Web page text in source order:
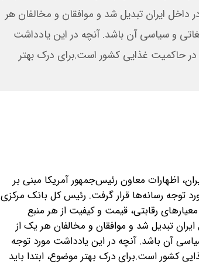
ایران تبدیل شد و موافقان و مخالفان هر
و سیاسی آن باشد. آنچه در این یادداشت
در حاکمیت غذایی کشور است.برای درک بهتر
اظهارات معاون رئیس‌جمهور آمریکا مبنی بر
توجه رسانه‌ها قرار گرفت. رئیس کل بانک مرکزی
رقابتی، قیمت و کیفیت از هر منبع
تبدیل شد و موافقان و مخالفان هر یک از
آن باشد. آنچه در این یادداشت مورد توجه
کشور است.برای درک بهتر موضوع، ابتدا باید